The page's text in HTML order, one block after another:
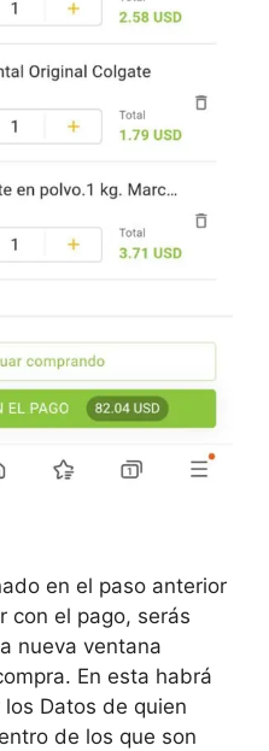
en el paso anterior
con el pago, serás
nueva ventana
En esta habrá
Datos de quien
de los que son